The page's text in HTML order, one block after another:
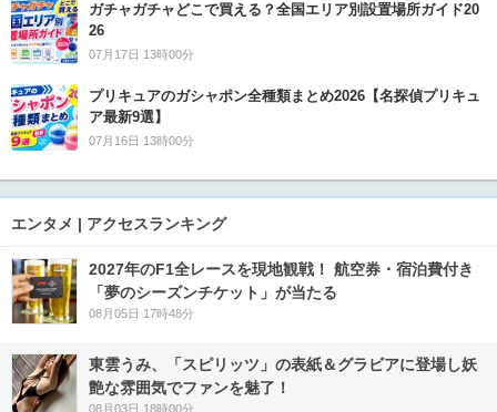
ガチャガチャどこで買える？全国エリア別設置場所ガイド20
26
07月17日 13時00分
プリキュアのガシャポン全種類まとめ2026【名探偵プリキュ
ア最新9選】
07月16日 13時00分
エンタメ | アクセスランキング
2027年のF1全レースを現地観戦！ 航空券・宿泊費付き
「夢のシーズンチケット」が当たる
08月05日 17時48分
東雲うみ、「スピリッツ」の表紙＆グラビアに登場し妖
艶な雰囲気でファンを魅了！
08月03日 18時00分